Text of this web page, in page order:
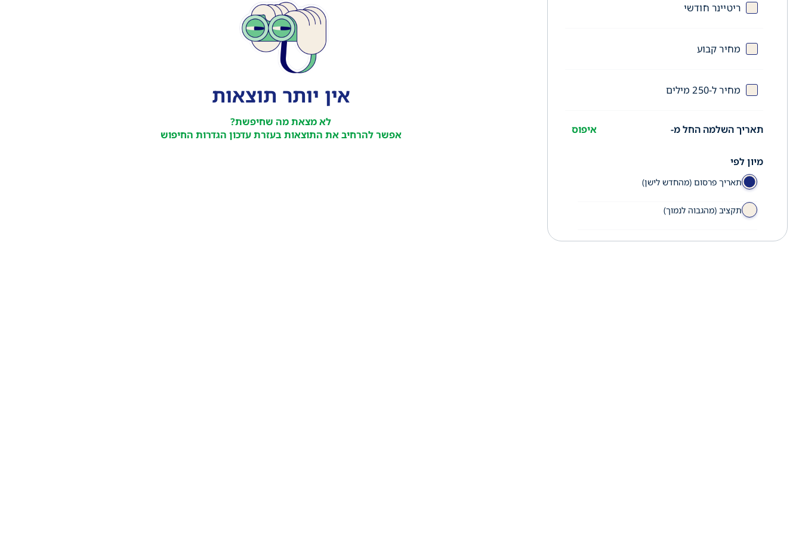
ריטיינר חודשי
מחיר קבוע
מחיר ל-250 מילים
תאריך השלמה החל מ- איפוס
מיון לפי
תאריך פרסום (מהחדש לישן)
תקציב (מהגבוה לנמוך)
אין יותר תוצאות
לא מצאת מה שחיפשת?
אפשר להרחיב את התוצאות בעזרת עדכון הגדרות החיפוש